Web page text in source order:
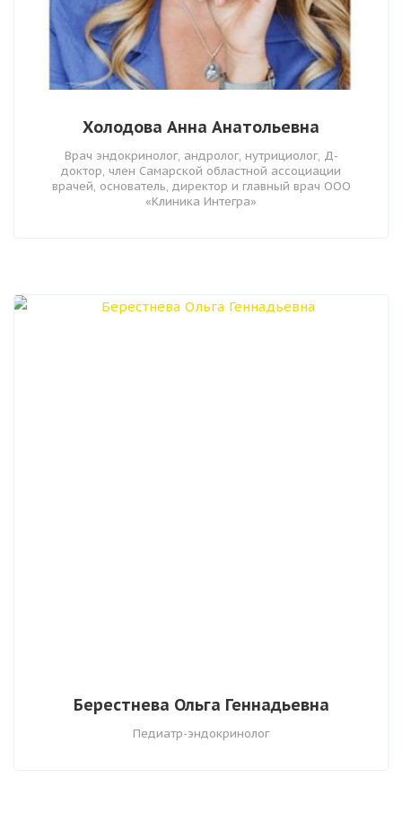
Холодова Анна Анатольевна
Врач эндокринолог, андролог, нутрициолог, Д-
доктор, член Самарской областной ассоциации
врачей, основатель, директор и главный врач ООО
«Клиника Интегра»
Берестнева Ольга Геннадьевна
Педиатр-эндокринолог